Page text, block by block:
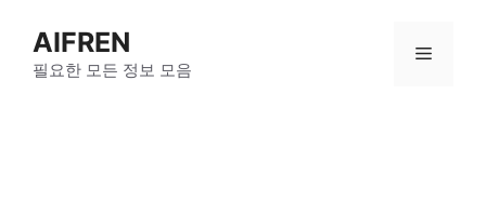
content
AIFREN
필요한 모든 정보 모음
Menu